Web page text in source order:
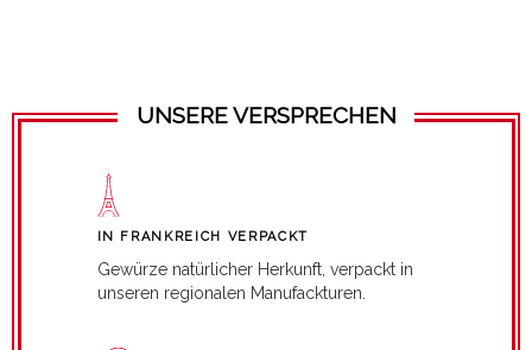
UNSERE VERSPRECHEN
IN FRANKREICH VERPACKT
Gewürze natürlicher Herkunft, verpackt in
unseren regionalen Manufackturen.